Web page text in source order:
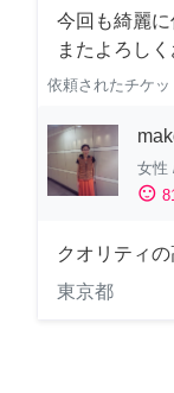
今回も綺麗に
またよろしく
依頼されたチケッ
女性
sentiment_satisfied
クオリティ
東京都